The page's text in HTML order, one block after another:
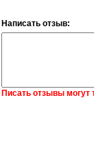
Написать отзыв:
Писать отзывы могут